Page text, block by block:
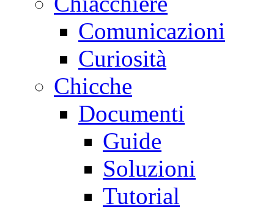
Comunicazioni
Curiosità
Chicche
Documenti
Guide
Soluzioni
Tutorial